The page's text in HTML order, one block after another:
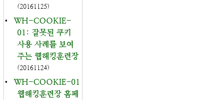
(20161125)
•
WH-COOKIE-
01: 잘못된 쿠키
사용 사례를 보여
주는 웹해킹훈련장
(20161124)
•
WH-COOKIE-01
웹해킹훈련장 홈페